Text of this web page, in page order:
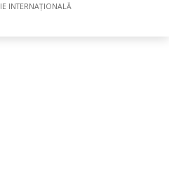
INTERNAȚIONALĂ